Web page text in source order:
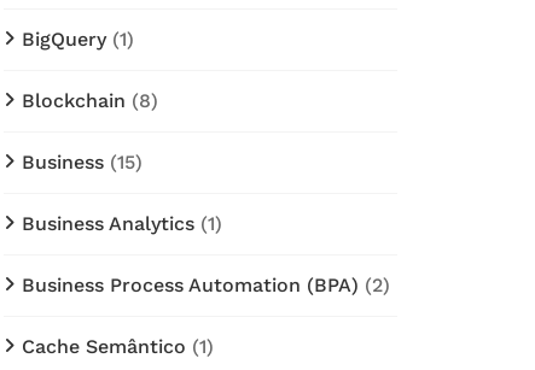
BigQuery(1)
Blockchain (8)
Business (15)
Business Analytics (1)
Business Process Automation (BPA) (2)
Cache Semântico (1)